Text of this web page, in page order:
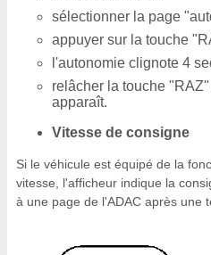
sélectionner la page
appuyer sur la touche
l'autonomie clignote 4
relâcher la touche
apparaît.
Vitesse de consigne
Si le véhicule est équipé de la
vitesse, l'afficheur indique la
à une page de l'ADAC après une